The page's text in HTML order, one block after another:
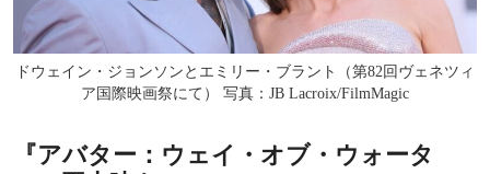
ドウェイン・ジョンソンとエミリー・ブラント（第82回ヴェネツィ
ア国際映画祭にて） 写真：JB Lacroix/FilmMagic
『アバター：ウェイ・オブ・ウォータ